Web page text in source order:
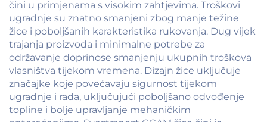
čini u primjenama s visokim zahtjevima. Troškovi
ugradnje su znatno smanjeni zbog manje težine
žice i poboljšanih karakteristika rukovanja. Dug vijek
trajanja proizvoda i minimalne potrebe za
održavanje doprinose smanjenju ukupnih troškova
vlasništva tijekom vremena. Dizajn žice uključuje
značajke koje povećavaju sigurnost tijekom
ugradnje i rada, uključujući poboljšano odvođenje
topline i bolje upravljanje mehaničkim